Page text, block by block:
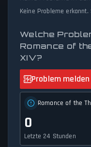
Verbindungsprobleme
Netzwerkstatus.
Keine Probleme
Welche
Romance of
XIV?
Problem melden
Romance of the
0
Letzte 24 Stunden